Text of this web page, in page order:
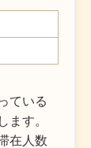
ている
ます。
在人数